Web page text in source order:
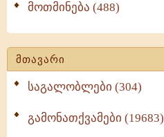
მოთმინება (488)
მთავარი
საგალობლები (304)
გამონათქვამები (19683)